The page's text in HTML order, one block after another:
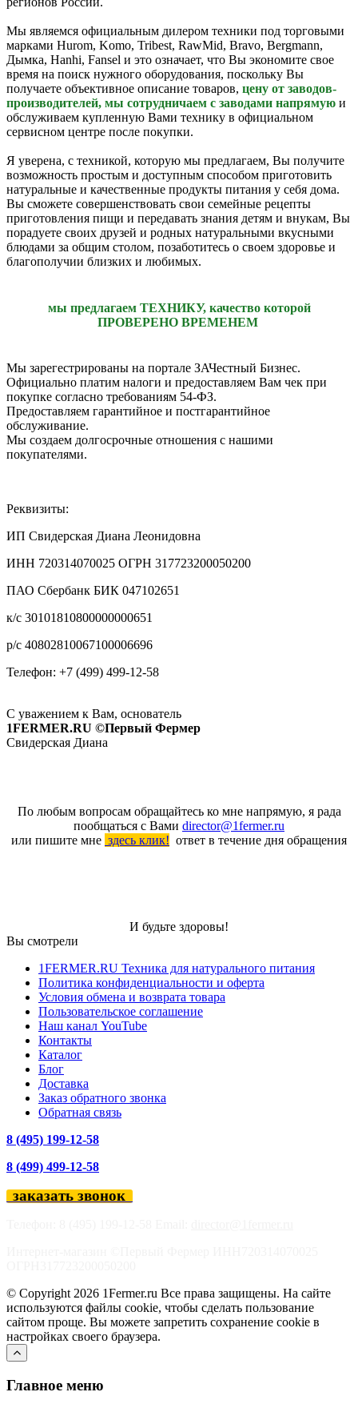
Мы являемся официальным дилером техники под торговыми
марками Hurom, Komo, Tribest, RawMid, Bravo, Bergmann,
Дымка, Hanhi, Fansel и это означает, что Вы экономите свое
время на поиск нужного оборудования, поскольку Вы
получаете объективное описание товаров, цену от заводов-
производителей, мы сотрудничаем с заводами напрямую и
обслуживаем купленную Вами технику в официальном
сервисном центре после покупки.
Я уверена, с техникой, которую мы предлагаем, Вы получите
возможность простым и доступным способом приготовить
натуральные и качественные продукты питания у себя дома.
Вы сможете совершенствовать свои семейные рецепты
приготовления пищи и передавать знания детям и внукам, Вы
порадуете своих друзей и родных натуральными вкусными
блюдами за общим столом, позаботитесь о своем здоровье и
благополучии близких и любимых.
мы предлагаем ТЕХНИКУ, качество которой
ПРОВЕРЕНО ВРЕМЕНЕМ
Мы зарегестрированы на портале ЗАЧестный Бизнес.
Официально платим налоги и предоставляем Вам чек при
покупке согласно требованиям 54-ФЗ.
Предоставляем гарантийное и постгарантийное
обслуживание.
Мы создаем долгосрочные отношения с нашими
покупателями.
Реквизиты:
ИП Свидерская Диана Леонидовна
ИНН 720314070025 ОГРН 317723200050200
ПАО Сбербанк БИК 047102651
к/с 30101810800000000651
р/с 40802810067100006696
Телефон: +7 (499) 499-12-58
С уважением к Вам, основатель
1FERMER.RU ©Первый Фермер
Свидерская Диана
По любым вопросам обращайтесь ко мне напрямую, я рада
пообщаться с Вами director@1fermer.ru
или пишите мне здесь клик! ответ в течение дня обращения
И будьте здоровы!
Вы смотрели
1FERMER.RU Техника для натурального питания
Политика конфиденциальности и оферта
Условия обмена и возврата товара
Пользовательское соглашение
Наш канал YouTube
Контакты
Каталог
Блог
Доставка
Заказ обратного звонка
Обратная связь
8 (495) 199-12-58
8 (499) 499-12-58
заказать звонок
© Copyright 2026 1Fermer.ru Все права защищены. На сайте
используются файлы cookie, чтобы сделать пользование
сайтом проще. Вы можете запретить сохранение cookie в
настройках своего браузера.
Главное меню